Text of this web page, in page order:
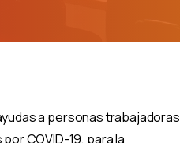
a personas trabajadoras
COVID-19, para la